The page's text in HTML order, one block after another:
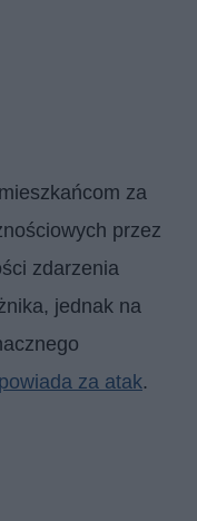
za
przez
zdarzenia
jednak na
za atak.